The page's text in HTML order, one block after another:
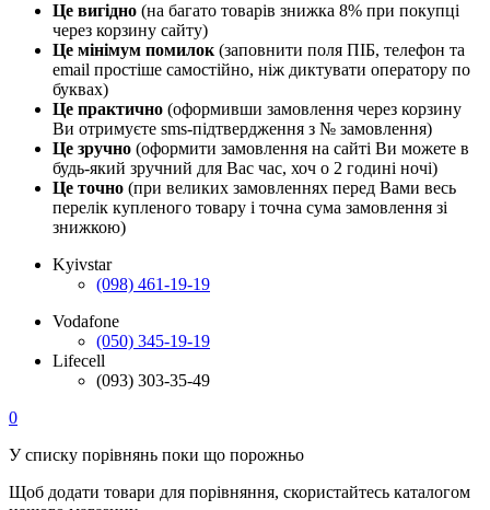
Це вигідно (на багато товарів знижка 8% при покупці
через корзину сайту)
Це мінімум помилок (заповнити поля ПІБ, телефон та
email простіше самостійно, ніж диктувати оператору по
буквах)
Це практично (оформивши замовлення через корзину
Ви отримуєте sms-підтвердження з № замовлення)
Це зручно (оформити замовлення на сайті Ви можете в
будь-який зручний для Вас час, хоч о 2 годині ночі)
Це точно (при великих замовленнях перед Вами весь
перелік купленого товару і точна сума замовлення зі
знижкою)
Kyivstar
(098) 461-19-19
Vodafone
(050) 345-19-19
Lifecell
(093) 303-35-49
0
У списку порівнянь поки що порожньо
Щоб додати товари для порівняння, скористайтесь каталогом